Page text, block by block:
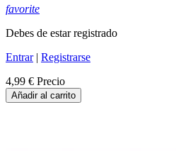
favorite
Debes de estar registrado
Entrar| Registrarse
4,99 € Precio
Añadir al carrito